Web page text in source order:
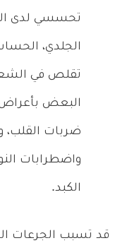
تحسسي لدى
الجلدي،
تقلص في
البعض بأعراض
ضربات القلب،
واضطرابات
الكبد.
قد تسبب الجرعات